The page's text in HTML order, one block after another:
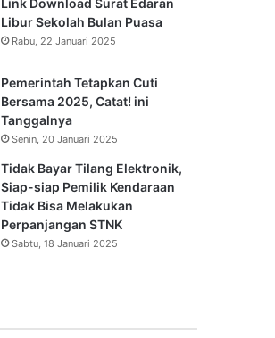
Link Download Surat Edaran
Libur Sekolah Bulan Puasa
Rabu, 22 Januari 2025
Pemerintah Tetapkan Cuti
Bersama 2025, Catat! ini
Tanggalnya
Senin, 20 Januari 2025
Tidak Bayar Tilang Elektronik,
Siap-siap Pemilik Kendaraan
Tidak Bisa Melakukan
Perpanjangan STNK
Sabtu, 18 Januari 2025